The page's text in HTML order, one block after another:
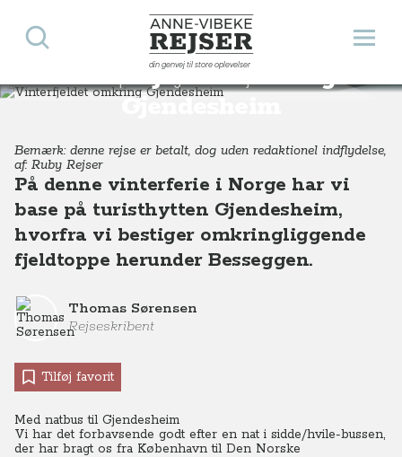
Anne-Vibeke Rejser
din genvej til store oplevelser
Åbn
Søg
Vinterfjeldet omkring
Gjendesheim
Destinationer Europa Norge Vinterfjeldet omkring Gjendesheim
Bemærk: denne rejse er betalt, dog uden redaktionel indflydelse,
af: Ruby Rejser
På denne vinterferie i Norge har vi
base på turisthytten Gjendesheim,
hvorfra vi bestiger omkringliggende
fjeldtoppe herunder Besseggen.
Thomas Sørensen
Rejseskribent
Tilføj favorit
Med natbus til Gjendesheim
Vi har det forbavsende godt efter en nat i sidde/hvile-bussen,
der har bragt os fra København til Den Norske